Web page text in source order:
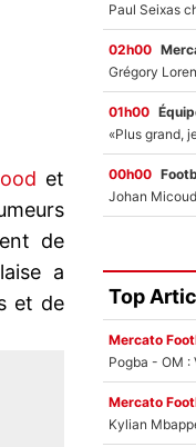
et
de
a
et de
02h00
01h00
00h00
Top
Mercato
Pogba - OM :
Mercato
Kylian